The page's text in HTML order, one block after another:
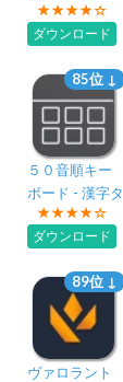
Library
ダウンロード
85位 ↓
５０音順キー
ボード - 漢字タ
イピング練習
ダウンロード
89位 ↓
ヴァロラント